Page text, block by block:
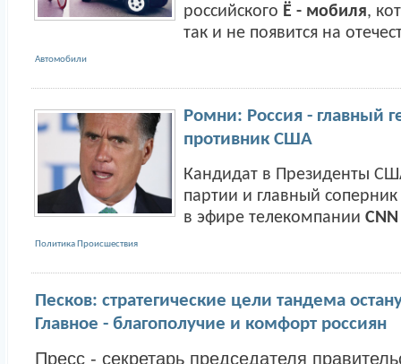
российского Ё - мобиля,
так и не появится на
Автомобили
Ромни: Россия - главный
противник США
Кандидат в Президенты
партии и главный
в эфире телекомпании CNN
Политика Происшествия
Песков: стратегические цели тандема
Главное - благополучие и комфорт россиян
Пресс - секретарь председателя